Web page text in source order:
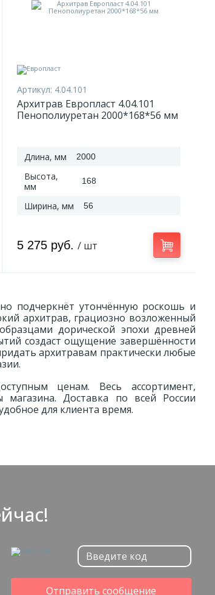
Артикул: 4.04.101
Архитрав Европласт 4.04.101
Пенополиуретан 2000*168*56 мм
Длина, мм 2000
Высота,
мм
168
Ширина, мм 56
5 275 руб./ шт
подчеркнёт утончённую роскошь и
архитрав, грациозно возложенный
дорической эпохи древней
создаст ощущение завершённости
архитравам практически любые
ценам. Весь ассортимент,
магазина. Доставка по всей России
для клиента время.
Отправить сообщение